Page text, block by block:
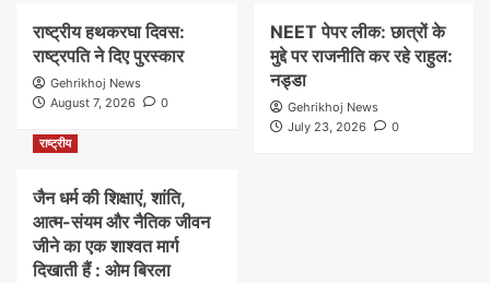
राष्ट्रीय हथकरघा दिवस:
राष्ट्रपति ने दिए पुरस्कार
Gehrikhoj News
August 7, 2026
0
NEET पेपर लीक: छात्रों के
मुद्दे पर राजनीति कर रहे राहुल:
नड्डा
Gehrikhoj News
July 23, 2026
0
राष्ट्रीय
जैन धर्म की शिक्षाएं, शांति,
आत्म-संयम और नैतिक जीवन
जीने का एक शाश्वत मार्ग
दिखाती हैं : ओम बिरला